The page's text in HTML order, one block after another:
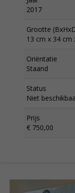
2017
Grootte
13 cm x 34 cm
Oriëntatie
Staand
Status
Niet
Prijs
€ 750,00